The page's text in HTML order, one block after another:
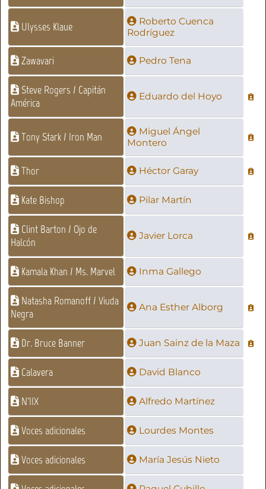
Ulysses Klaue
Roberto Cuenca
Rodríguez
Zawavari Pedro Tena
Steve Rogers / Capitán
América
Eduardo del Hoyo
Tony Stark / Iron Man
Miguel Ángel
Montero
Thor Héctor Garay
Kate Bishop Pilar Martín
Clint Barton / Ojo de
Halcón
Javier Lorca
Kamala Khan / Ms. Marvel Inma Gallego
Natasha Romanoff / Viuda
Negra
Ana Esther Alborg
Dr. Bruce Banner Juan Sainz de la Maza
Calavera David Blanco
N'IIX Alfredo Martínez
Voces adicionales Lourdes Montes
Voces adicionales María Jesús Nieto